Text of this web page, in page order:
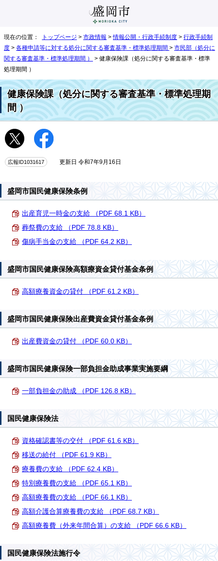
現在の位置： トップページ > 市政情報 >情報公開・行政手続制度 > 行政手続制
度 > 各種申請等に対する処分に関する審査基準・標準処理期間 > 市民部（処分に
関する審査基準・標準処理期間 ）
> 健康保険課（処分に関する審査基準・標準
処理期間 ）
健康保険課（処分に関する審査基準・標準処理期
間 ）
広報ID1031617 更新日 令和7年9月16日
盛岡市国民健康保険条例
出産育児一時金の支給 （PDF 68.1 KB）
葬祭費の支給 （PDF 78.8 KB）
傷病手当金の支給 （PDF 64.2 KB）
盛岡市国民健康保険高額療資金貸付基金条例
高額療養資金の貸付 （PDF 61.2 KB）
盛岡市国民健康保険出産費資金貸付基金条例
出産費資金の貸付 （PDF 60.0 KB）
盛岡市国民健康保険一部負担金助成事業実施要綱
一部負担金の助成 （PDF 126.8 KB）
国民健康保険法
資格確認書等の交付 （PDF 61.6 KB）
移送の給付 （PDF 61.9 KB）
療養費の支給 （PDF 62.4 KB）
特別療養費の支給 （PDF 65.1 KB）
高額療養費の支給 （PDF 66.1 KB）
高額介護合算療養費の支給 （PDF 68.7 KB）
高額療養費（外来年間合算）の支給 （PDF 66.6 KB）
国民健康保険法施行令